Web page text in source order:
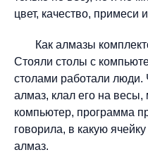
цвет, качество, примеси
Как алмазы
Стояли столы с
столами работали люди.
алмаз, клал его на весы,
компьютер, программа
говорила, в какую
алмаз.